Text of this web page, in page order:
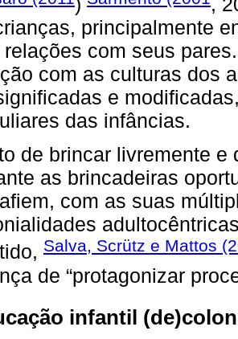
principalmente
relações com seus
com as culturas dos
e
das infâncias.
de brincar livremente
as brincadeiras
com as suas
Salva, Scrütz e Mattos
de “protagonizar
infantil